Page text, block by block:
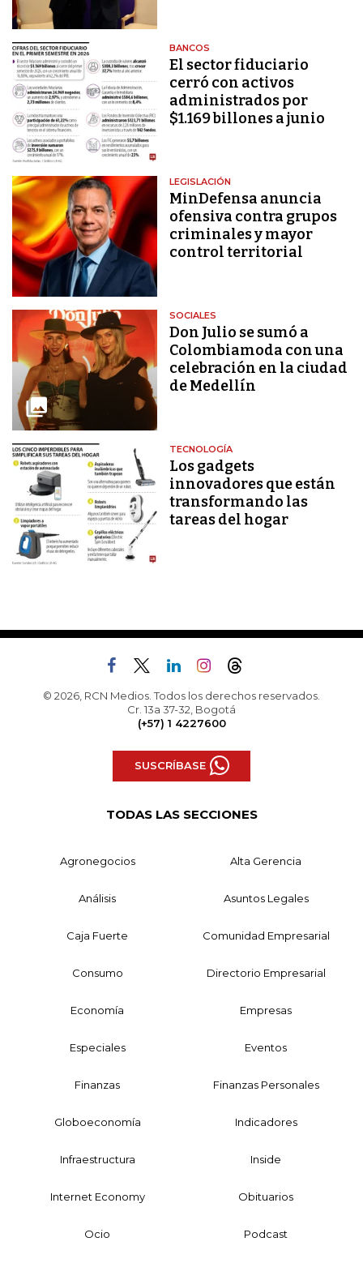
BANCOS
El sector fiduciario
cerró con activos
administrados por
$1.169 billones a junio
LEGISLACIÓN
MinDefensa anuncia
ofensiva contra grupos
criminales y mayor
control territorial
SOCIALES
Don Julio se sumó a
Colombiamoda con una
celebración en la ciudad
de Medellín
TECNOLOGÍA
Los gadgets
innovadores que están
transformando las
tareas del hogar
© 2026, RCN Medios. Todos los derechos reservados.
Cr. 13a 37-32, Bogotá
(+57) 1 4227600
SUSCRÍBASE
TODAS LAS SECCIONES
Agronegocios Alta Gerencia
Análisis Asuntos Legales
Caja Fuerte Comunidad Empresarial
Consumo Directorio Empresarial
Economía Empresas
Especiales Eventos
Finanzas Finanzas Personales
Globoeconomía Indicadores
Infraestructura Inside
Internet Economy Obituarios
Ocio Podcast